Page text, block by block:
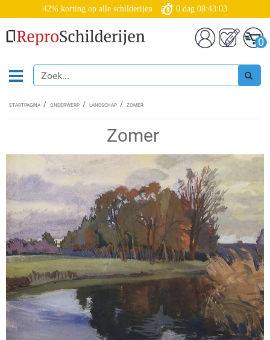
42% korting op alle schilderijen 0 dag 08:43:03
0
STARTPAGINA ONDERWERP LANDSCHAP ZOMER
Zomer